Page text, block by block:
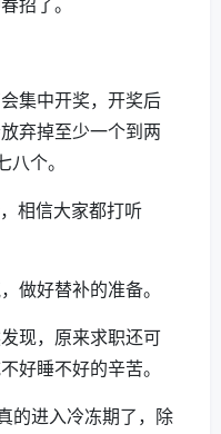
集中开奖，开奖后
弃掉至少一个到两
个。
相信大家都打听
做好替补的准备。
现，原来求职还可
好睡不好的辛苦。
的进入冷冻期了，除